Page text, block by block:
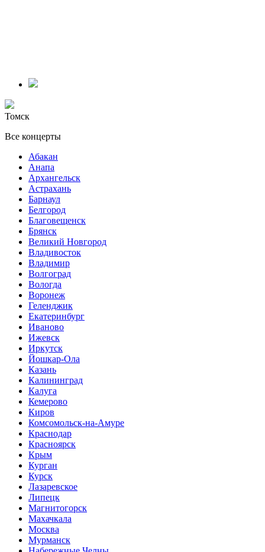
Томск
Все концерты
Абакан
Анапа
Архангельск
Астрахань
Барнаул
Белгород
Благовещенск
Брянск
Великий Новгород
Владивосток
Владимир
Волгоград
Вологда
Воронеж
Геленджик
Екатеринбург
Иваново
Ижевск
Иркутск
Йошкар-Ола
Казань
Калининград
Калуга
Кемерово
Киров
Комсомольск-на-Амуре
Краснодар
Красноярск
Крым
Курган
Курск
Лазаревское
Липецк
Магнитогорск
Махачкала
Москва
Мурманск